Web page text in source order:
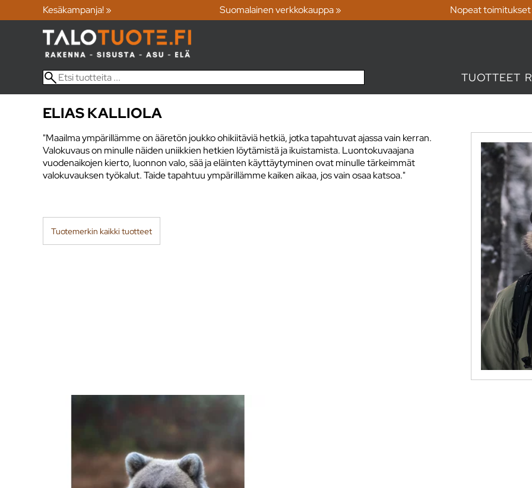
Kesäkampanja! » Suomalainen verkkokauppa » Nopeat
TUOTTEET
ELIAS KALLIOLA
"Maailma ympärillämme on ääretön joukko ohikiitäviä hetkiä, jotka tapahtuvat ajassa vain kerran.
Valokuvaus on minulle näiden uniikkien hetkien löytämistä ja ikuistamista. Luontokuvaajana
vuodenaikojen kierto, luonnon valo, sää ja eläinten käyttäytyminen ovat minulle tärkeimmät
valokuvauksen työkalut. Taide tapahtuu ympärillämme kaiken aikaa, jos vain osaa katsoa."
Tuotemerkin kaikki tuotteet